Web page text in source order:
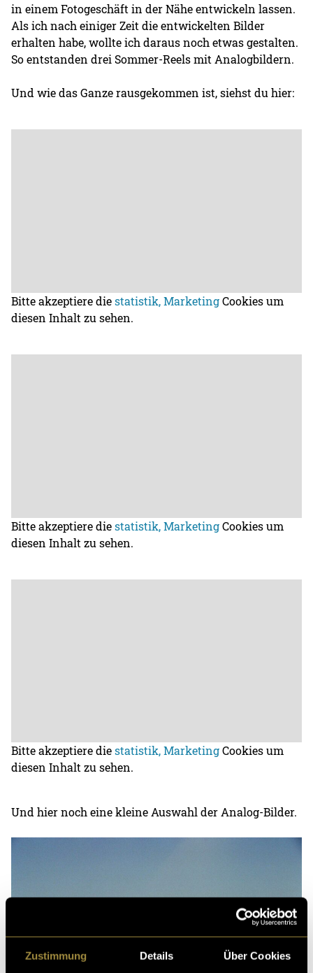
Zustimmung Details Über Cookies
in einem Fotogeschäft in der Nähe entwickeln lassen.
Als ich nach einiger Zeit die entwickelten Bilder
erhalten habe, wollte ich daraus noch etwas gestalten.
So entstanden drei Sommer-Reels mit Analogbildern.
Und wie das Ganze rausgekommen ist, siehst du hier:
Bitte akzeptiere diestatistik, MarketingCookies um
diesen Inhalt zu sehen.
Bitte akzeptiere diestatistik, MarketingCookies um
diesen Inhalt zu sehen.
Bitte akzeptiere diestatistik, MarketingCookies um
diesen Inhalt zu sehen.
Und hier noch eine kleine Auswahl der Analog-Bilder.